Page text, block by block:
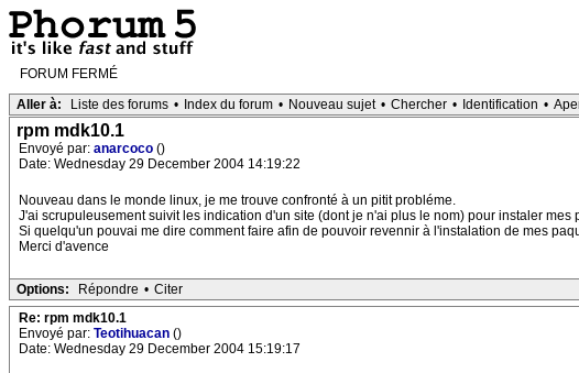
FORUM FERMÉ
Aller à: Liste des forums • Index du forum • Nouveau sujet • Chercher • Identification •
rpm mdk10.1
Envoyé par: anarcoco ()
Date: Wednesday 29 December 2004 14:19:22
Nouveau dans le monde linux, je me trouve confronté à un pitit probléme.
J'ai scrupuleusement suivit les indication d'un site (dont je n'ai plus le nom) pour instaler
Si quelqu'un pouvai me dire comment faire afin de pouvoir revennir à l'instalation de mes
Merci d'avence
Options: Répondre • Citer
Re: rpm mdk10.1
Envoyé par: Teotihuacan ()
Date: Wednesday 29 December 2004 15:19:17